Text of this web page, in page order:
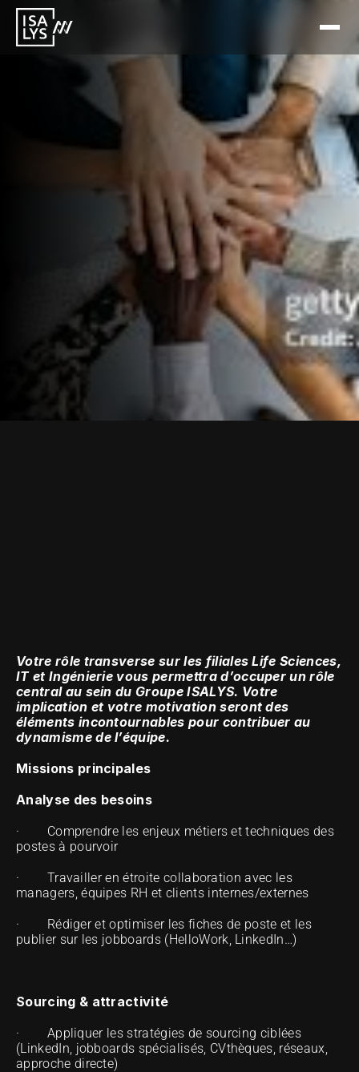
29 may 2026
Votre rôle transverse sur les filiales Life Sciences,
IT et Ingénierie vous permettra d’occuper un rôle
central au sein du Groupe ISALYS. Votre
implication et votre motivation seront des
éléments incontournables pour contribuer au
dynamisme de l’équipe.
Missions principales
Analyse des besoins
·        Comprendre les enjeux métiers et techniques des
postes à pourvoir
·        Travailler en étroite collaboration avec les
managers, équipes RH et clients internes/externes
·        Rédiger et optimiser les fiches de poste et les
publier sur les jobboards (HelloWork, LinkedIn…)
Sourcing & attractivité
·        Appliquer les stratégies de sourcing ciblées
(LinkedIn, jobboards spécialisés, CVthèques, réseaux,
approche directe)